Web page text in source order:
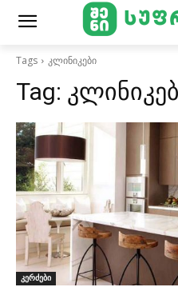
Tags კლინიკები
Tag:
კერძები